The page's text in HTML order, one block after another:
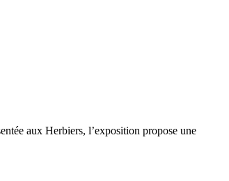
aux Herbiers, l’exposition propose une